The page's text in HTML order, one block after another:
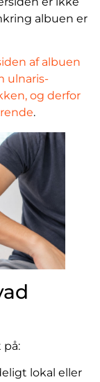
albuen er
af albuen
ulnaris-
og derfor
.
på:
lokal eller